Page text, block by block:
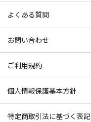
よくある質問
お問い合わせ
ご利用規約
個人情報保護基本方針
特定商取引法に基づく表記